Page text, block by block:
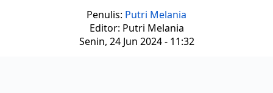
Penulis: Putri Melania
Editor: Putri Melania
Senin, 24 Jun 2024 - 11:32